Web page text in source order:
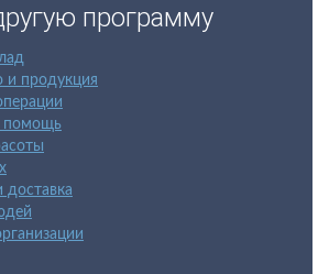
программу
и продукция
помощь